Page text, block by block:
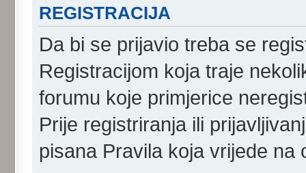
REGISTRACIJA
Da bi se prijavio treba se
Registracijom koja traje
forumu koje primjerice
Prije registriranja ili
pisana Pravila koja vrijede na